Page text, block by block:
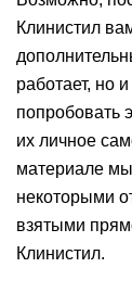
Клинистил
работает, но
попробовать
их личное
материале
некоторыми
взятыми
Клинистил.